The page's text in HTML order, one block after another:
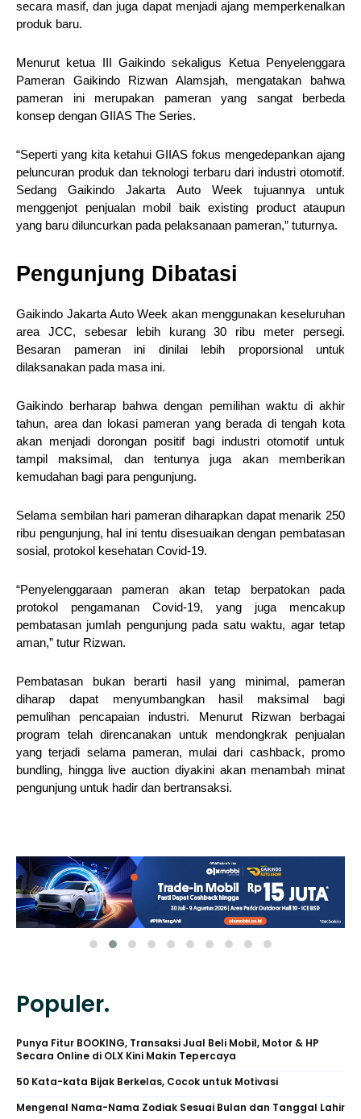
secara masif, dan juga dapat menjadi ajang memperkenalkan
produk baru.
Menurut ketua III Gaikindo sekaligus Ketua Penyelenggara
Pameran Gaikindo Rizwan Alamsjah, mengatakan bahwa
pameran ini merupakan pameran yang sangat berbeda
konsep dengan GIIAS The Series.
“Seperti yang kita ketahui GIIAS fokus mengedepankan ajang
peluncuran produk dan teknologi terbaru dari industri otomotif.
Sedang Gaikindo Jakarta Auto Week tujuannya untuk
menggenjot penjualan mobil baik existing product ataupun
yang baru diluncurkan pada pelaksanaan pameran,” tuturnya.
Pengunjung Dibatasi
Gaikindo Jakarta Auto Week akan menggunakan keseluruhan
area JCC, sebesar lebih kurang 30 ribu meter persegi.
Besaran pameran ini dinilai lebih proporsional untuk
dilaksanakan pada masa ini.
Gaikindo berharap bahwa dengan pemilihan waktu di akhir
tahun, area dan lokasi pameran yang berada di tengah kota
akan menjadi dorongan positif bagi industri otomotif untuk
tampil maksimal, dan tentunya juga akan memberikan
kemudahan bagi para pengunjung.
Selama sembilan hari pameran diharapkan dapat menarik 250
ribu pengunjung, hal ini tentu disesuaikan dengan pembatasan
sosial, protokol kesehatan Covid-19.
“Penyelenggaraan pameran akan tetap berpatokan pada
protokol pengamanan Covid-19, yang juga mencakup
pembatasan jumlah pengunjung pada satu waktu, agar tetap
aman,” tutur Rizwan.
Pembatasan bukan berarti hasil yang minimal, pameran
diharap dapat menyumbangkan hasil maksimal bagi
pemulihan pencapaian industri. Menurut Rizwan berbagai
program telah direncanakan untuk mendongkrak penjualan
yang terjadi selama pameran, mulai dari cashback, promo
bundling, hingga live auction diyakini akan menambah minat
pengunjung untuk hadir dan bertransaksi.
Populer.
Punya Fitur BOOKING, Transaksi Jual Beli Mobil, Motor & HP
Secara Online di OLX Kini Makin Tepercaya
50 Kata-kata Bijak Berkelas, Cocok untuk Motivasi
Mengenal Nama-Nama Zodiak Sesuai Bulan dan Tanggal Lahir